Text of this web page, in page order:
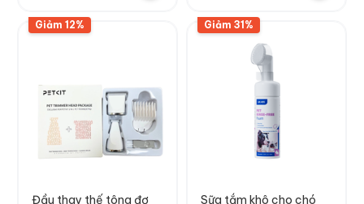
Giảm 12%
Đầu thay thế tông đơ
Giảm 31%
Sữa tắm khô cho chó